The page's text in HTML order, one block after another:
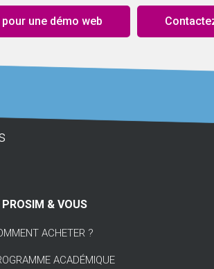
pour une démo web
PROSIM & VOUS
ACHETER ?
ACADÉMIQUE